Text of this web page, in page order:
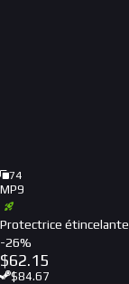
74
MP9
Protectrice étincelante
-26%
$62.15
$84.67